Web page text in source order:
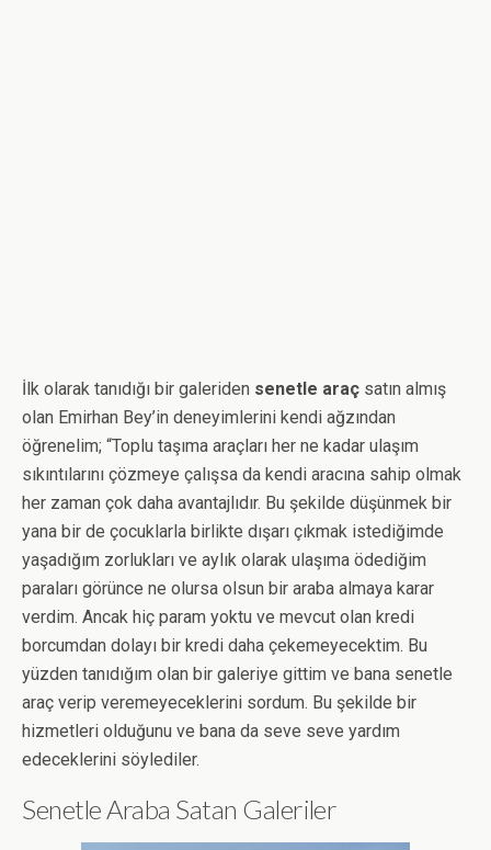
İlk olarak tanıdığı bir galeriden senetle araç satın almış
olan Emirhan Bey’in deneyimlerini kendi ağzından
öğrenelim; “Toplu taşıma araçları her ne kadar ulaşım
sıkıntılarını çözmeye çalışsa da kendi aracına sahip olmak
her zaman çok daha avantajlıdır. Bu şekilde düşünmek bir
yana bir de çocuklarla birlikte dışarı çıkmak istediğimde
yaşadığım zorlukları ve aylık olarak ulaşıma ödediğim
paraları görünce ne olursa olsun bir araba almaya karar
verdim. Ancak hiç param yoktu ve mevcut olan kredi
borcumdan dolayı bir kredi daha çekemeyecektim. Bu
yüzden tanıdığım olan bir galeriye gittim ve bana senetle
araç verip veremeyeceklerini sordum. Bu şekilde bir
hizmetleri olduğunu ve bana da seve seve yardım
edeceklerini söylediler.
Senetle Araba Satan Galeriler